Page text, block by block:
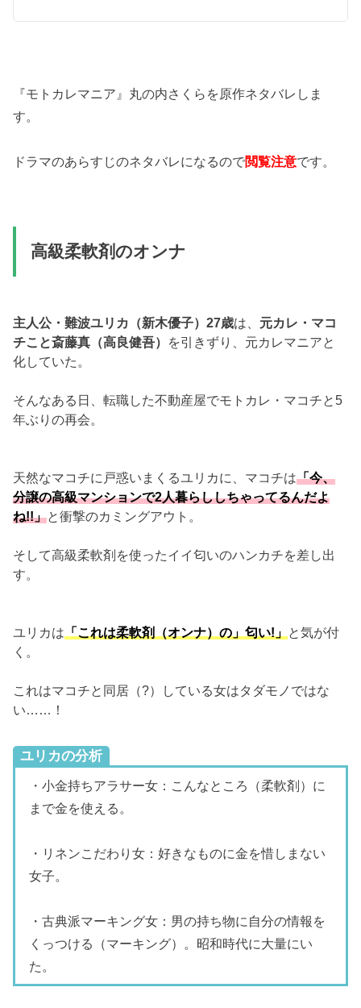
『モトカレマニア』丸の内さくらを原作ネタバレしま
す。
ドラマのあらすじのネタバレになるので閲覧注意です。
高級柔軟剤のオンナ
主人公・難波ユリカ（新木優子）27歳は、 元カレ・マコ
チこと斎藤真（高良健吾） を引きずり、元カレマニアと
化していた。
そんなある日、転職した不動産屋でモトカレ・マコチと5
年ぶりの再会。
天然なマコチに戸惑いまくるユリカに、マコチは「今、
分譲の高級マンションで2人暮らししちゃってるんだよ
ね!!」と衝撃のカミングアウト。
そして高級柔軟剤を使ったイイ匂いのハンカチを差し出
す。
ユリカは 「これは柔軟剤（オンナ）の」匂い!」 と気が付
く。
これはマコチと同居（?）している女はタダモノではな
い……！
ユリカの分析
・小金持ちアラサー女：こんなところ（柔軟剤）に
まで金を使える。
・リネンこだわり女：好きなものに金を惜しまない
女子。
・古典派マーキング女：男の持ち物に自分の情報を
くっつける（マーキング）。昭和時代に大量にい
た。